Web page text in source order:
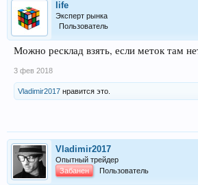
life
Эксперт рынка
Пользователь
Можно ресклад взять, если меток там
3 фев 2018
Vladimir2017 нравится это.
Vladimir2017
Опытный трейдер
Забанен
Пользователь